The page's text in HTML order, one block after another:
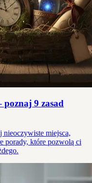
poznaj 9 zasad
miejsca,
porady, które pozwolą ci